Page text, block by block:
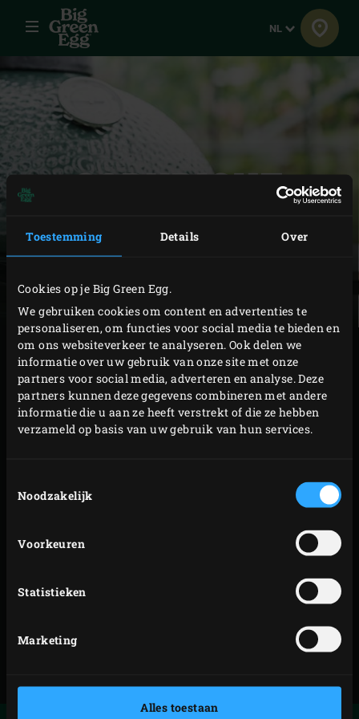
Toestemming Details Over
Cookies op je Big Green Egg.
We gebruiken cookies om content en advertenties te
personaliseren, om functies voor social media te bieden en
om ons websiteverkeer te analyseren. Ook delen we
informatie over uw gebruik van onze site met onze
partners voor social media, adverteren en analyse. Deze
partners kunnen deze gegevens combineren met andere
informatie die u aan ze heeft verstrekt of die ze hebben
verzameld op basis van uw gebruik van hun services.
Noodzakelijk
Voorkeuren
Statistieken
Marketing
Alles toestaan
Menu Taal
NL
COPYRIGHT
Alle intellectuele eigendomsrechten, waaronder (doch
niet uitsluitend) alle auteursrechten en databankrechten,
uitsluitend toe aan Big Green Egg Europe. Niets van de
website van Big Green Egg Europe mag worden
verveelvoudigd of openbaar gemaakt, in welke vorm en
op welke wijze dan ook, zonder de voorafgaande
schriftelijke toestemming van Big Green Egg Europe.
intellectuele eigendomsrechten met betrekking tot en
Green Egg Europe.
EGGmitt® en convEGGtor® zijn geregistreerde